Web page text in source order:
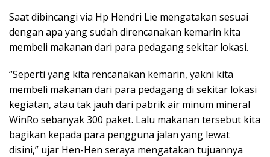
Saat dibincangi via Hp Hendri Lie mengatakan sesuai
dengan apa yang sudah direncanakan kemarin kita
membeli makanan dari para pedagang sekitar lokasi.
“Seperti yang kita rencanakan kemarin, yakni kita
membeli makanan dari para pedagang di sekitar lokasi
kegiatan, atau tak jauh dari pabrik air minum mineral
WinRo sebanyak 300 paket. Lalu makanan tersebut kita
bagikan kepada para pengguna jalan yang lewat
disini,” ujar Hen-Hen seraya mengatakan tujuannya